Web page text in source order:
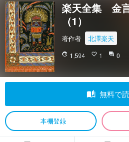
楽天全集 金
（1）
著作者 北澤楽天
face 1,594 favorite_border 1 question_answer 0
auto_stories 無料で
本棚登録